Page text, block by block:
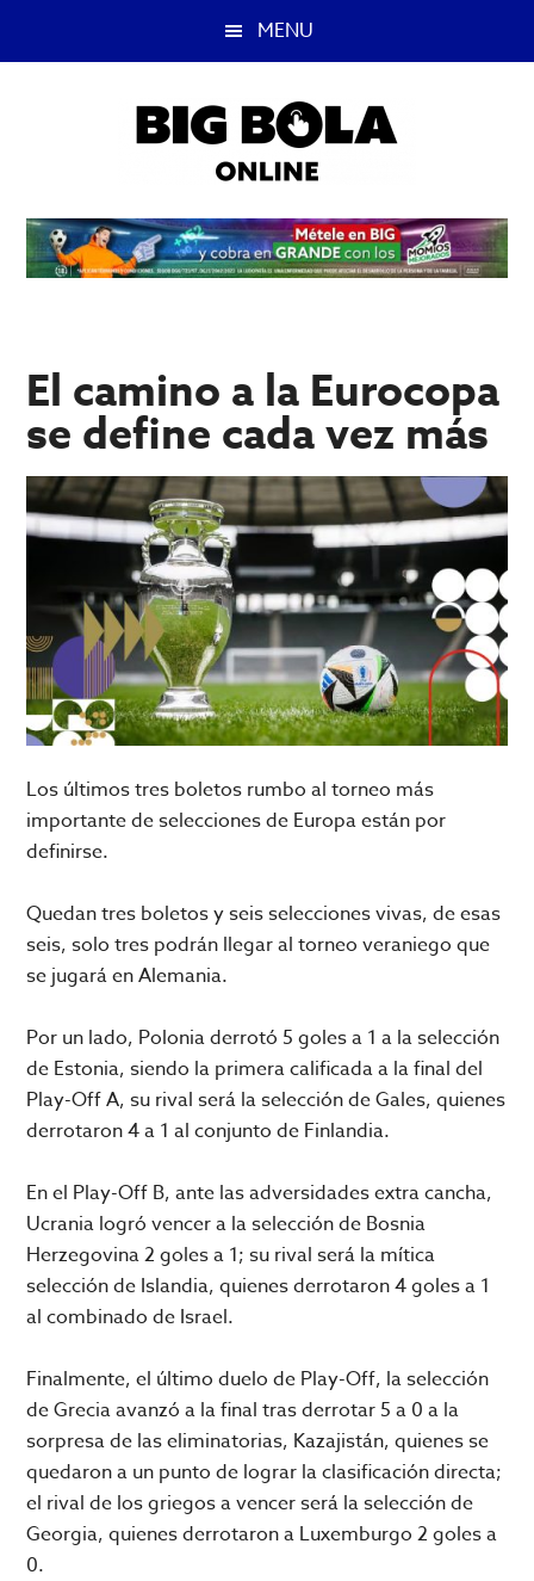
MENU
Big
Bola
mejor
del
apuestas
deportivas.
El camino a la Eurocopa
se define cada vez más
Los últimos tres boletos rumbo al torneo más
importante de selecciones de Europa están por
definirse.
Quedan tres boletos y seis selecciones vivas, de esas
seis, solo tres podrán llegar al torneo veraniego que
se jugará en Alemania.
Por un lado, Polonia derrotó 5 goles a 1 a la selección
de Estonia, siendo la primera calificada a la final del
Play-Off A, su rival será la selección de Gales, quienes
derrotaron 4 a 1 al conjunto de Finlandia.
En el Play-Off B, ante las adversidades extra cancha,
Ucrania logró vencer a la selección de Bosnia
Herzegovina 2 goles a 1; su rival será la mítica
selección de Islandia, quienes derrotaron 4 goles a 1
al combinado de Israel.
Finalmente, el último duelo de Play-Off, la selección
de Grecia avanzó a la final tras derrotar 5 a 0 a la
sorpresa de las eliminatorias, Kazajistán, quienes se
quedaron a un punto de lograr la clasificación directa;
el rival de los griegos a vencer será la selección de
Georgia, quienes derrotaron a Luxemburgo 2 goles a
0.